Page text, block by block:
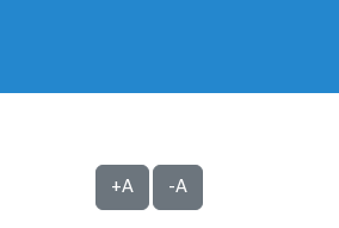
A-
A+